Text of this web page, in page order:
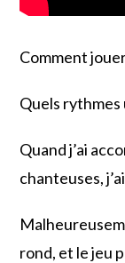
Comment
Quels rythmes
Quand j’ai
chanteuses,
rond, et le jeu